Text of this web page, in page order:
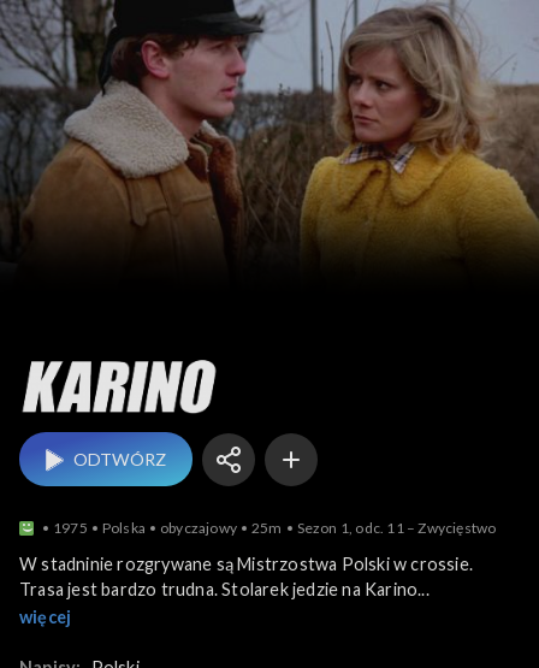
Karino
ODTWÓRZ
1975 Polska obyczajowy 25m Sezon 1, odc. 11 – Zwycięstwo
W stadninie rozgrywane są Mistrzostwa Polski w crossie.
Trasa jest bardzo trudna. Stolarek jedzie na Karino...
więcej